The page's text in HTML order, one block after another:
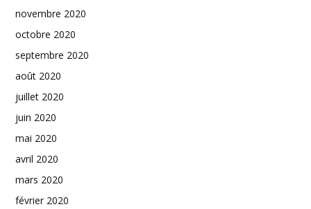
novembre 2020
octobre 2020
septembre 2020
août 2020
juillet 2020
juin 2020
mai 2020
avril 2020
mars 2020
février 2020